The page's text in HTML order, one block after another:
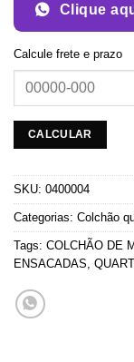
Clique
Calcule frete e prazo
SKU: 0400004
Categorias: Colchão
Tags: COLCHÃO DE
ENSACADAS